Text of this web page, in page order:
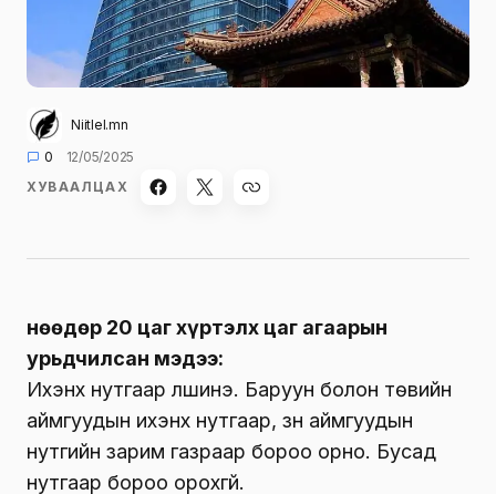
Niitlel.mn
0
12/05/2025
ХУВААЛЦАХ
Өнөөдөр 20 цаг хүртэлх цаг агаарын
урьдчилсан мэдээ:
Ихэнх нутгаар үүлшинэ. Баруун болон төвийн
аймгуудын ихэнх нутгаар, зүүн аймгуудын
нутгийн зарим газраар бороо орно. Бусад
нутгаар бороо орохгүй.